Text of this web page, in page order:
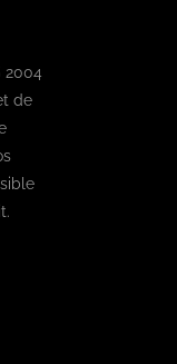
2004
de